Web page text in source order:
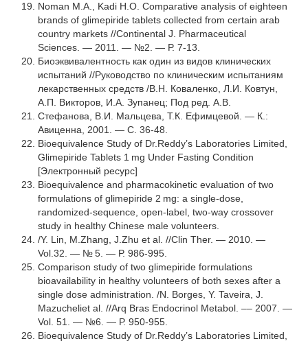
Noman М.А., Kadi Н.О. Сomparative analysis of eighteen
brands of glimepiride tablets collected from certain arab
country markets //Continental J. Pharmaceutical
Sciences. — 2011. — №2. — Р. 7-13.
Биоэквивалентность как один из видов клинических
испытаний //Руководство по клиническим испытаниям
лекарственных средств /В.Н. Коваленко, Л.И. Ковтун,
А.П. Викторов, И.А. Зупанец; Под ред. А.В.
Стефанова, В.И. Мальцева, Т.К. Ефимцевой. — К.:
Авиценна, 2001. — С. 36-48.
Bioequivalence Study of Dr.Reddy’s Laboratories Limited,
Glimepiride Tablets 1 mg Under Fasting Condition
[Электронный ресурс]
Bioequivalence and pharmacokinetic evaluation of two
formulations of glimepiride 2 mg: a single-dose,
randomized-sequence, open-label, two-way crossover
study in healthy Chinese male volunteers.
/Y. Lin, M.Zhang, J.Zhu et al. //Clin Ther. — 2010. —
Vol.32. — № 5. — Р. 986-995.
Comparison study of two glimepiride formulations
bioavailability in healthy volunteers of both sexes after a
single dose administration. /N. Borges, Y. Taveira, J.
Mazucheliet al. //Arq Bras Endocrinol Metabol. –– 2007. —
Vol. 51. — №6. — Р. 950-955.
Bioequivalence Study of Dr.Reddy’s Laboratories Limited,